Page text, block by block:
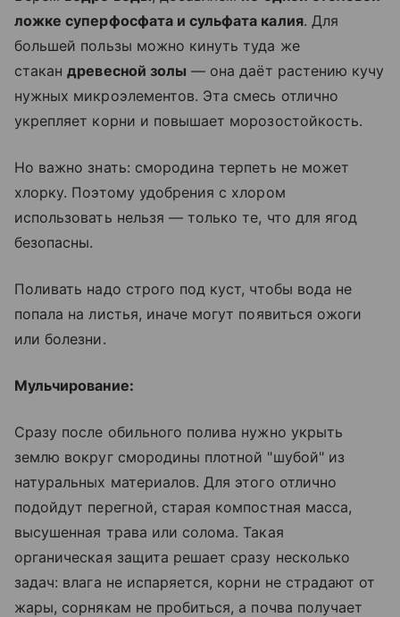
ложке суперфосфата и сульфата калия. Для
большей пользы можно кинуть туда же
стакандревесной золы — она даёт растению кучу
нужных микроэлементов. Эта смесь отлично
укрепляет корни и повышает морозостойкость.
Но важно знать: смородина терпеть не может
хлорку. Поэтому удобрения с хлором
использовать нельзя — только те, что для ягод
безопасны.
Поливать надо строго под куст, чтобы вода не
попала на листья, иначе могут появиться ожоги
или болезни.
Мульчирование:
Сразу после обильного полива нужно укрыть
землю вокруг смородины плотной "шубой" из
натуральных материалов. Для этого отлично
подойдут перегной, старая компостная масса,
высушенная трава или солома. Такая
органическая защита решает сразу несколько
задач: влага не испаряется, корни не страдают от
жары, сорнякам не пробиться, а почва получает